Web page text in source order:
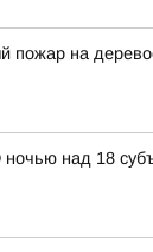
пожар на
над 18